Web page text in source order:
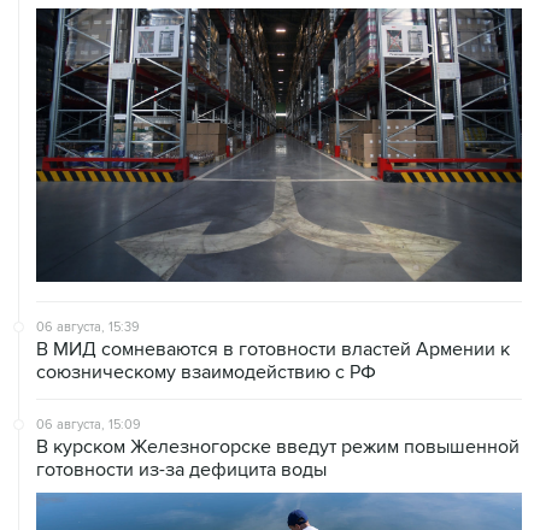
06 августа, 15:39
В МИД сомневаются в готовности властей Армении к
союзническому взаимодействию с РФ
06 августа, 15:09
В курском Железногорске введут режим повышенной
готовности из-за дефицита воды